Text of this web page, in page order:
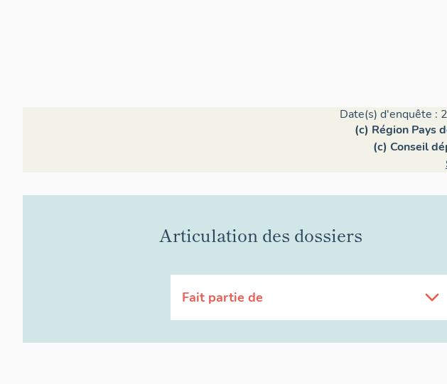
Date(s) d'enquête :
(c) Région Pays
(c) Conseil
Articulation des dossiers
Fait partie de